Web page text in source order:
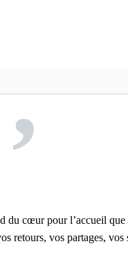
,
du cœur pour l’accueil que
retours, vos partages, vos